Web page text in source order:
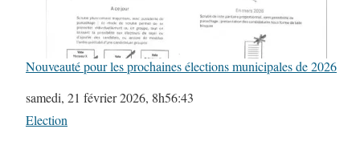
Nouveauté pour les prochaines élections municipales de 2026
Date
samedi, 21 février 2026, 8h56:43
Par rapport à
Election